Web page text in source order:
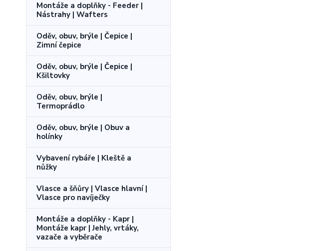
Montáže a doplňky - Feeder |
Nástrahy | Wafters
Oděv, obuv, brýle | Čepice |
Zimní čepice
Oděv, obuv, brýle | Čepice |
Kšiltovky
Oděv, obuv, brýle |
Termoprádlo
Oděv, obuv, brýle | Obuv a
holínky
Vybavení rybáře | Kleště a
nůžky
Vlasce a šňůry | Vlasce hlavní |
Vlasce pro navíječky
Montáže a doplňky - Kapr |
Montáže kapr | Jehly, vrtáky,
vazače a vyběrače